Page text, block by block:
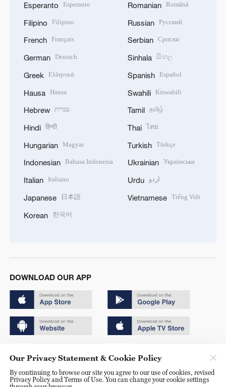
Esperanto Esperanto
Filipino Filipino
French Français
German Deutsch
Greek Ελληνικά
Hausa Hausa
Hebrew עברית
Hindi हिन्दी
Hungarian Magyar
Indonesian Bahasa Indonesia
Italian Italiano
Japanese 日本語
Korean 한국어
Romanian Română
Russian Русский
Serbian Српски
Sinhala සිංහල
Spanish Español
Swahili Kiswahili
Tamil தமிழ்
Thai ไทย
Turkish Türkçe
Ukrainian Українська
Urdu اردو
Vietnamese Tiếng Việt
DOWNLOAD OUR APP
京ICP备20000184号
京公网安备 11010502050052号
Our Privacy Statement & Cookie Policy
By continuing to browse our site you agree to our use of cookies, revised
Privacy Policy and Terms of Use. You can change your cookie settings